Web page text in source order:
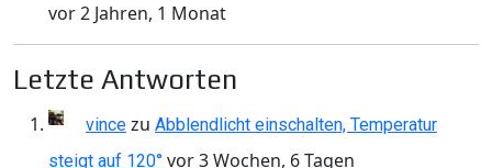
vor 2 Jahren, 1 Monat
Letzte Antworten
vince zu Abblendlicht einschalten, Temperatur
steigt auf 120° vor 3 Wochen, 6 Tagen